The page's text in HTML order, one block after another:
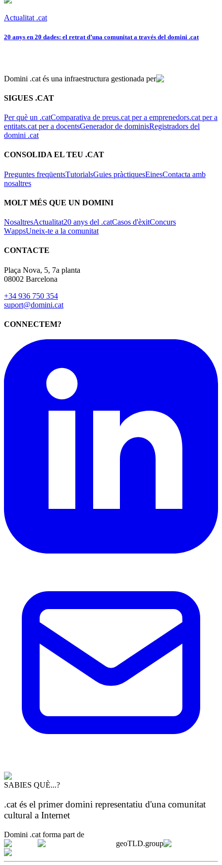
Actualitat .cat
20 anys en 20 dades: el retrat d’una comunitat a través del domini .cat
Domini .cat és una infraestructura gestionada per
SIGUES .CAT
Per què un .catComparativa de preus.cat per a emprenedors.cat per a
entitats.cat per a docentsGenerador de dominisRegistradors del
domini .cat
CONSOLIDA EL TEU .CAT
Preguntes freqüentsTutorialsGuies pràctiquesEinesContacta amb
nosaltres
MOLT MÉS QUE UN DOMINI
NosaltresActualitat20 anys del .catCasos d'èxitConcurs
WappsUneix-te a la comunitat
CONTACTE
Plaça Nova, 5, 7a planta
08002 Barcelona
+34 936 750 354
suport@domini.cat
CONNECTEM?
SABIES QUÈ...?
.cat és el primer domini representatiu d'una comunitat
cultural a Internet
Domini .cat forma part de
geoTLD.group